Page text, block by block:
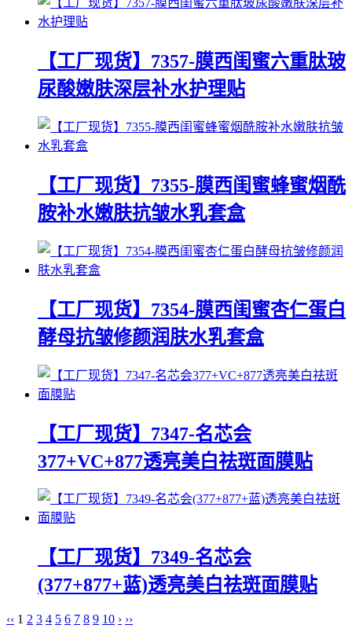
【工厂现货】7357-膜西闺蜜六重肽玻
尿酸嫩肤深层补水护理贴
【工厂现货】7355-膜西闺蜜蜂蜜烟酰
胺补水嫩肤抗皱水乳套盒
【工厂现货】7354-膜西闺蜜杏仁蛋白
酵母抗皱修颜润肤水乳套盒
【工厂现货】7347-名芯会
377+VC+877透亮美白祛斑面膜贴
【工厂现货】7349-名芯会
(377+877+蓝)透亮美白祛斑面膜贴
‹‹ 1 2 3 4 5 6 7 8 9 10 › ››